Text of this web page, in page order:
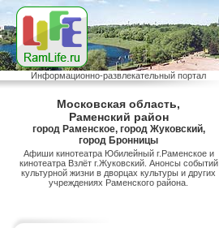
Информационно-развлекательный портал
Московская область,
Раменский район
город Раменское, город Жуковский,
город Бронницы
Афиши кинотеатра Юбилейный г.Раменское и
кинотеатра Взлёт г.Жуковский. Анонсы событий
культурной жизни в дворцах культуры и других
учреждениях Раменского района.